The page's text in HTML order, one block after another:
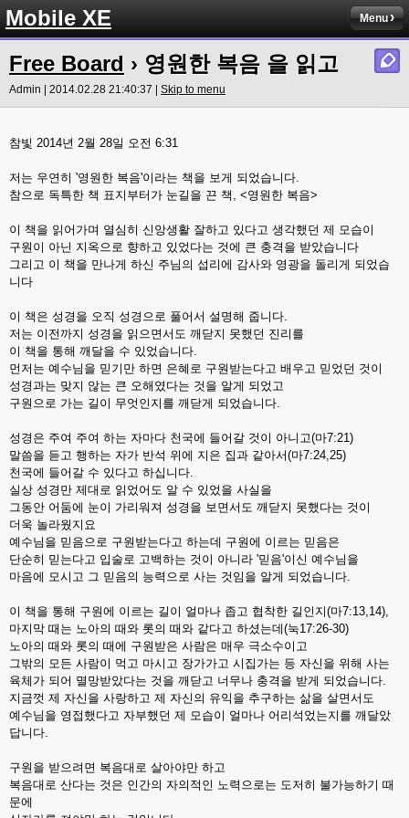
Mobile XE Menu
Free Board › 영원한 복음 을 읽고
Admin | 2014.02.28 21:40:37 | Skip to menu
참빛 2014년 2월 28일 오전 6:31
저는 우연히 '영원한 복음'이라는 책을 보게 되었습니다.
참으로 독특한 책 표지부터가 눈길을 끈 책, <영원한 복음>
이 책을 읽어가며 열심히 신앙생활 잘하고 있다고 생각했던 제 모습이
구원이 아닌 지옥으로 향하고 있었다는 것에 큰 충격을 받았습니다
그리고 이 책을 만나게 하신 주님의 섭리에 감사와 영광을 돌리게 되었습
니다
이 책은 성경을 오직 성경으로 풀어서 설명해 줍니다.
저는 이전까지 성경을 읽으면서도 깨닫지 못했던 진리를
이 책을 통해 깨달을 수 있었습니다.
먼저는 예수님을 믿기만 하면 은혜로 구원받는다고 배우고 믿었던 것이
성경과는 맞지 않는 큰 오해였다는 것을 알게 되었고
구원으로 가는 길이 무엇인지를 깨닫게 되었습니다.
성경은 주여 주여 하는 자마다 천국에 들어갈 것이 아니고(마7:21)
말씀을 듣고 행하는 자가 반석 위에 지은 집과 같아서(마7:24,25)
천국에 들어갈 수 있다고 하십니다.
실상 성경만 제대로 읽었어도 알 수 있었을 사실을
그동안 어둠에 눈이 가리워져 성경을 보면서도 깨닫지 못했다는 것이
더욱 놀라웠지요
예수님을 믿음으로 구원받는다고 하는데 구원에 이르는 믿음은
단순히 믿는다고 입술로 고백하는 것이 아니라 '믿음'이신 예수님을
마음에 모시고 그 믿음의 능력으로 사는 것임을 알게 되었습니다.
이 책을 통해 구원에 이르는 길이 얼마나 좁고 협착한 길인지(마7:13,14),
마지막 때는 노아의 때와 롯의 때와 같다고 하셨는데(눅17:26-30)
노아의 때와 롯의 때에 구원받은 사람은 매우 극소수이고
그밖의 모든 사람이 먹고 마시고 장가가고 시집가는 등 자신을 위해 사는
육체가 되어 멸망받았다는 것을 깨닫고 너무나 충격을 받게 되었습니다.
지금껏 제 자신을 사랑하고 제 자신의 유익을 추구하는 삶을 살면서도
예수님을 영접했다고 자부했던 제 모습이 얼마나 어리석었는지를 깨달았
답니다.
구원을 받으려면 복음대로 살아야만 하고
복음대로 산다는 것은 인간의 자의적인 노력으로는 도저히 불가능하기 때
문에